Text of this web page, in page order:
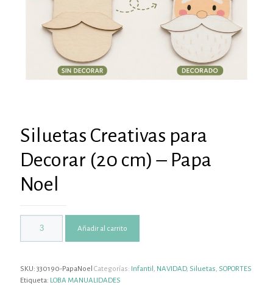
Siluetas Creativas para
Decorar (20 cm) – Papa
Noel
Añadir al carrito
SKU: 330190-PapaNoel Categorías: Infantil , NAVIDAD, Siluetas, SOPORTES
Etiqueta: LOBA MANUALIDADES